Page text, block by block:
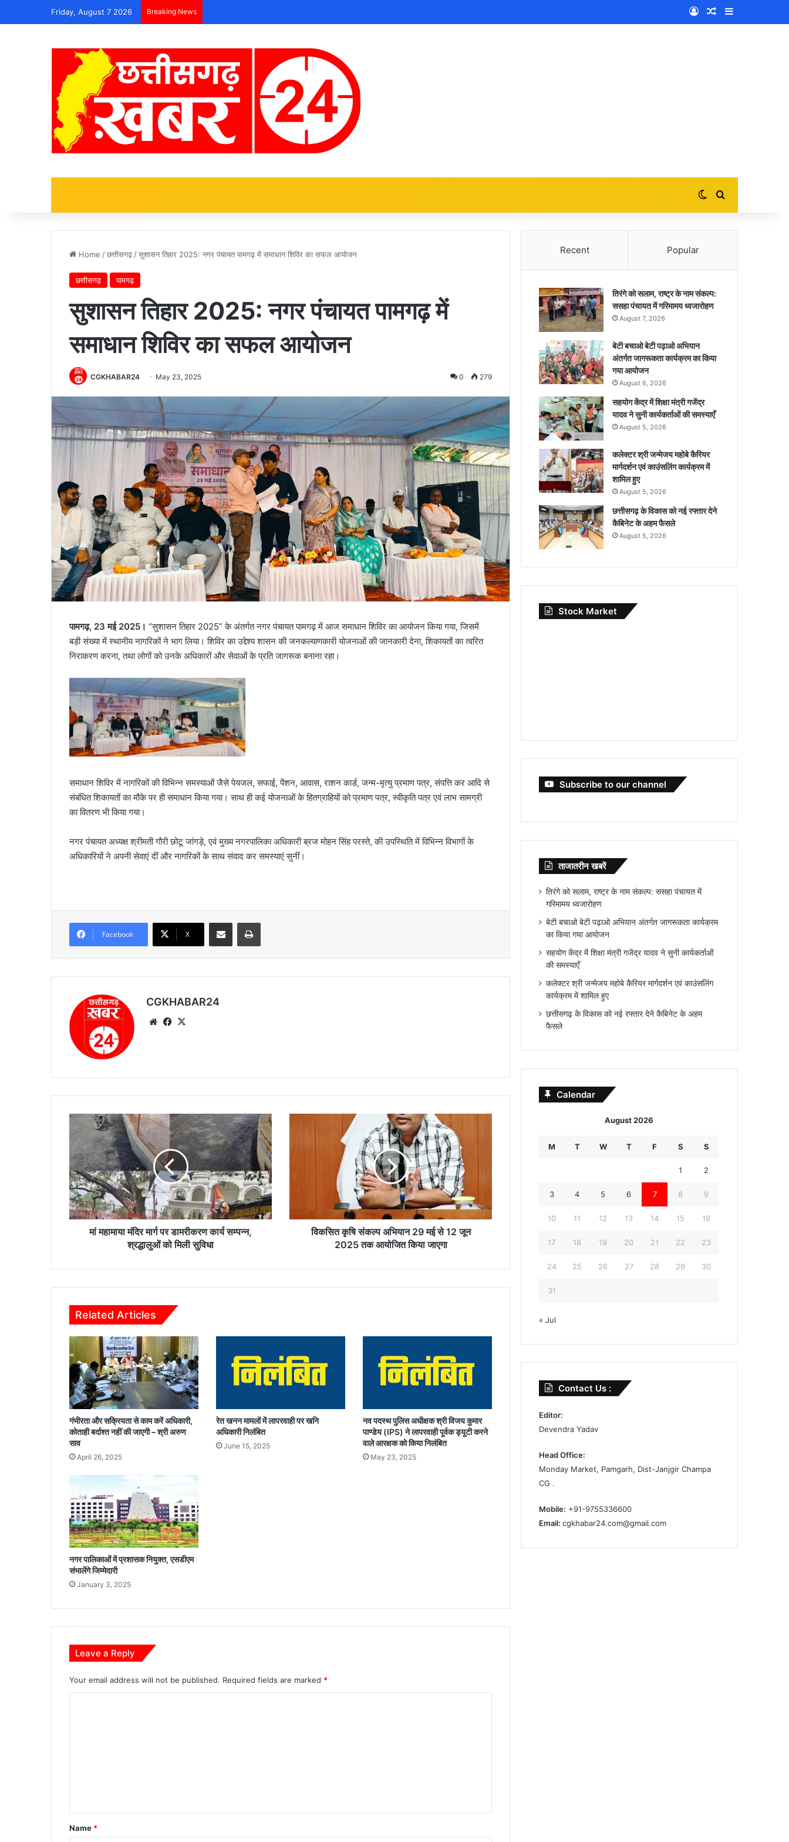
Friday, August 7 2026 Breaking News Log InRandom Article
Switch skin
Home /छत्तीसगढ़ /सुशासन तिहार 2025: नगर पंचायत पामगढ़ में समाधान शिविर का सफल आयोजन
छत्तीसगढ़ पामगढ़
सुशासन तिहार 2025: नगर पंचायत पामगढ़ में
समाधान शिविर का सफल आयोजन
CGKHABAR24 May 23, 2025 0 279
पामगढ़, 23 मई 2025। “सुशासन तिहार 2025” के अंतर्गत नगर पंचायत पामगढ़ में आज समाधान शिविर का आयोजन किया गया, जिसमें
बड़ी संख्या में स्थानीय नागरिकों ने भाग लिया। शिविर का उद्देश्य शासन की जनकल्याणकारी योजनाओं की जानकारी देना, शिकायतों का त्वरित
निराकरण करना, तथा लोगों को उनके अधिकारों और सेवाओं के प्रति जागरूक बनाना रहा।
समाधान शिविर में नागरिकों की विभिन्न समस्याओं जैसे पेयजल, सफाई, पेंशन, आवास, राशन कार्ड, जन्म-मृत्यु प्रमाण पत्र, संपत्ति कर आदि से
संबंधित शिकायतों का मौके पर ही समाधान किया गया। साथ ही कई योजनाओं के हितग्राहियों को प्रमाण पत्र, स्वीकृति पत्र एवं लाभ सामग्री
का वितरण भी किया गया।
नगर पंचायत अध्यक्ष श्रीमती गौरी छोटू जांगड़े, एवं मुख्य नगरपालिका अधिकारी ब्रज मोहन सिंह परस्ते, की उपस्थिति में विभिन्न विभागों के
अधिकारियों ने अपनी सेवाएं दीं और नागरिकों के साथ संवाद कर समस्याएं सुनीं।
Facebook X
CGKHABAR24
We Fa
मां
मा
या
मं
दि
र
मा
डा
क
का
र्य
स
न्न
,
श्र
द्धा
लु
ओं
मि
सु
वि
धा
मां महामाया मंदिर मार्ग पर डामरीकरण कार्य सम्पन्न,
श्रद्धालुओं को मिली सुविधा
ल्प
न
2
जू
2
विकसित कृषि संकल्प अभियान 29 मई से 12 जून
2025 तक आयोजित किया जाएगा
Related Articles
गंभीरता और सक्रियता से काम करें अधिकारी,
कोताही बर्दाश्त नहीं की जाएगी – श्री अरुण
साव
April 26, 2025
रेत खनन मामलों में लापरवाही पर खनि
अधिकारी निलंबित
June 15, 2025
नव पदस्थ पुलिस अधीक्षक श्री विजय कुमार
पाण्डेय (IPS) ने लापरवाही पूर्वक ड्यूटी करने
वाले आरक्षक को किया निलंबित
May 23, 2025
नगर पालिकाओं में प्रशासक नियुक्त, एसडीएम
संभालेंगे जिम्मेदारी
January 3, 2025
Leave a Reply
Your email address will not be published. Required fields are marked *
*
Name *
Recent Popular
तिरंगे को सलाम, राष्ट्र के नाम संकल्प:
ससहा पंचायत में गरिमामय ध्वजारोहण
August 7, 2026
बेटी बचाओ बेटी पढ़ाओ अभियान
अंतर्गत जागरूकता कार्यक्रम का किया
गया आयोजन
August 6, 2026
सहयोग केंद्र में शिक्षा मंत्री गजेंद्र
यादव ने सुनी कार्यकर्ताओं की समस्याएँ
August 5, 2026
कलेक्टर श्री जन्मेजय महोबे कैरियर
मार्गदर्शन एवं काउंसलिंग कार्यक्रम में
शामिल हुए
August 5, 2026
छत्तीसगढ़ के विकास को नई रफ्तार देने
कैबिनेट के अहम फैसले
August 5, 2026
Stock Market
Subscribe to our channel
ताजातरीन खबरें
तिरंगे को सलाम, राष्ट्र के नाम संकल्प: ससहा पंचायत में
गरिमामय ध्वजारोहण
बेटी बचाओ बेटी पढ़ाओ अभियान अंतर्गत जागरूकता कार्यक्रम
का किया गया आयोजन
सहयोग केंद्र में शिक्षा मंत्री गजेंद्र यादव ने सुनी कार्यकर्ताओं
की समस्याएँ
कलेक्टर श्री जन्मेजय महोबे कैरियर मार्गदर्शन एवं काउंसलिंग
कार्यक्रम में शामिल हुए
छत्तीसगढ़ के विकास को नई रफ्तार देने कैबिनेट के अहम
फैसले
Calendar
August 2026
M T W T F S S
1 2
3 4 5 6 7 8 9
10 11 12 13 14 15 16
17 18 19 20 21 22 23
24 25 26 27 28 29 30
31
« Jul
Contact Us :
Editor:
Devendra Yadav
Head Office:
Monday Market, Pamgarh, Dist-Janjgir Champa
CG .
Mobile: +91-9755336600
Email:cgkhabar24.com@gmail.com